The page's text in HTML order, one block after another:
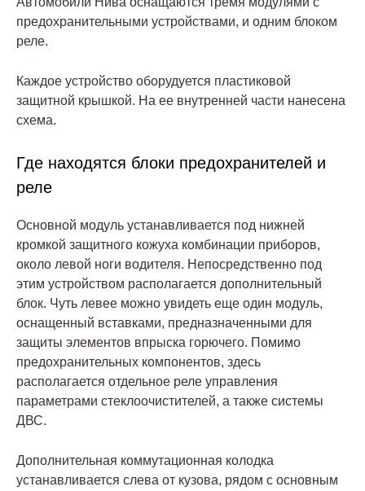
предохранительными устройствами, и одним блоком
реле.
Каждое устройство оборудуется пластиковой
защитной крышкой. На ее внутренней части нанесена
схема.
Где находятся блоки предохранителей и
реле
Основной модуль устанавливается под нижней
кромкой защитного кожуха комбинации приборов,
около левой ноги водителя. Непосредственно под
этим устройством располагается дополнительный
блок. Чуть левее можно увидеть еще один модуль,
оснащенный вставками, предназначенными для
защиты элементов впрыска горючего. Помимо
предохранительных компонентов, здесь
располагается отдельное реле управления
параметрами стеклоочистителей, а также системы
ДВС.
Дополнительная коммутационная колодка
устанавливается слева от кузова, рядом с основным